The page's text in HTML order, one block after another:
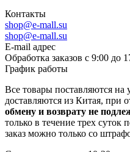
Контакты
shop@e-mall.su
shop@e-mall.su
E-mail адрес
Обработка заказов с 9:00
График работы
Все товары поставляются на
доставляются из Китая, при
обмену и возврату не
только в течение трех суток
заказ можно только со